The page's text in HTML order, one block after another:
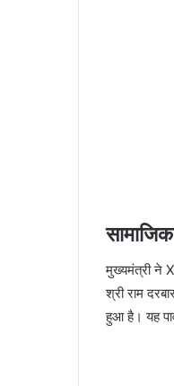
मुख्यमंत्री ने
श्री राम
हुआ है। यह